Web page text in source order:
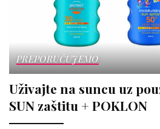
PREPORUČUJEMO
Uživajte na suncu uz
SUN zaštitu + POKLON